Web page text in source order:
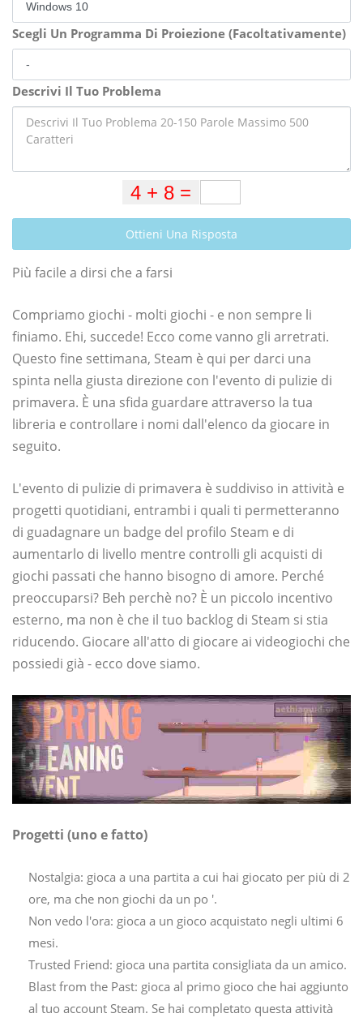
Scegli Un Programma Di Proiezione (Facoltativamente)
Descrivi Il Tuo Problema
Ottieni Una Risposta
Più facile a dirsi che a farsi
Compriamo giochi - molti giochi - e non sempre li
finiamo. Ehi, succede! Ecco come vanno gli arretrati.
Questo fine settimana, Steam è qui per darci una
spinta nella giusta direzione con l'evento di pulizie di
primavera. È una sfida guardare attraverso la tua
libreria e controllare i nomi dall'elenco da giocare in
seguito.
L'evento di pulizie di primavera è suddiviso in attività e
progetti quotidiani, entrambi i quali ti permetteranno
di guadagnare un badge del profilo Steam e di
aumentarlo di livello mentre controlli gli acquisti di
giochi passati che hanno bisogno di amore. Perché
preoccuparsi? Beh perchè no? È un piccolo incentivo
esterno, ma non è che il tuo backlog di Steam si stia
riducendo. Giocare all'atto di giocare ai videogiochi che
possiedi già - ecco dove siamo.
Progetti (uno e fatto)
Nostalgia: gioca a una partita a cui hai giocato per più di 2
ore, ma che non giochi da un po '.
Non vedo l'ora: gioca a un gioco acquistato negli ultimi 6
mesi.
Trusted Friend: gioca una partita consigliata da un amico.
Blast from the Past: gioca al primo gioco che hai aggiunto
al tuo account Steam. Se hai completato questa attività